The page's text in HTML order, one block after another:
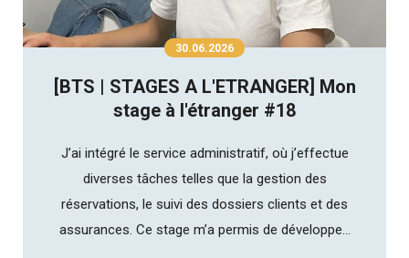
30.06.2026
[BTS | STAGES A L'ETRANGER] Mon
stage à l'étranger #18
J’ai intégré le service administratif, où j’effectue
diverses tâches telles que la gestion des
réservations, le suivi des dossiers clients et des
assurances. Ce stage m’a permis de développe...